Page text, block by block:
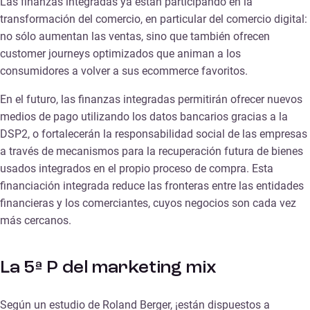
transformación del comercio, en particular del comercio digital:
no sólo aumentan las ventas, sino que también ofrecen
customer journeys optimizados que animan a los
consumidores a volver a sus ecommerce favoritos.
En el futuro, las finanzas integradas permitirán ofrecer nuevos
medios de pago utilizando los datos bancarios gracias a la
DSP2, o fortalecerán la responsabilidad social de las empresas
a través de mecanismos para la recuperación futura de bienes
usados integrados en el propio proceso de compra. Esta
financiación integrada reduce las fronteras entre las entidades
financieras y los comerciantes, cuyos negocios son cada vez
más cercanos.
La 5ª P del marketing mix
Según un estudio de Roland Berger, ¡están dispuestos a